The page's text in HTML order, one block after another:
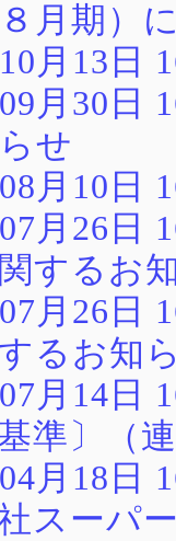
月期）
月13日
月30日
せ
月10日
月26日
するお
月26日
るお知
月14日
基準〕（
月18日
スーパ